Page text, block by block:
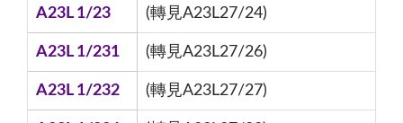
A23L 1/23 (轉見A23L27/24)
A23L 1/231 (轉見A23L27/26)
A23L 1/232 (轉見A23L27/27)